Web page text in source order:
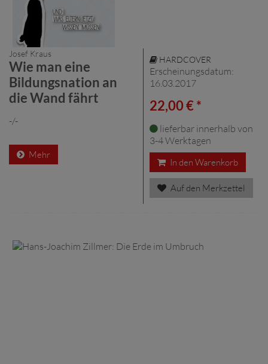
Josef Kraus
Wie man eine
Bildungsnation an
die Wand fährt
-/-
Mehr
HARDCOVER
Erscheinungsdatum:
16.03.2017
22,00 € *
lieferbar innerhalb von
3-4 Werktagen
In den Warenkorb
Auf den Merkzettel